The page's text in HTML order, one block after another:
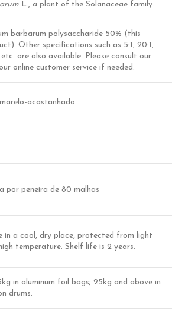
L., a plant of the Solanaceae family.
barbarum polysaccharide 50% (this
Other specifications such as 5:1, 20:1,
etc. are also available. Please consult our
online customer service if needed.
acastanhado
por peneira de 80 malhas
in a cool, dry place, protected from light
temperature. Shelf life is 2 years.
in aluminum foil bags; 25kg and above in
drums.